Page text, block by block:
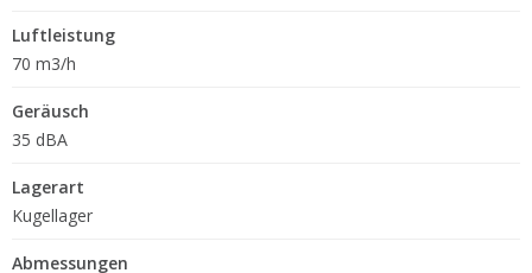
Luftleistung
70 m3/h
Geräusch
35 dBA
Lagerart
Kugellager
Abmessungen